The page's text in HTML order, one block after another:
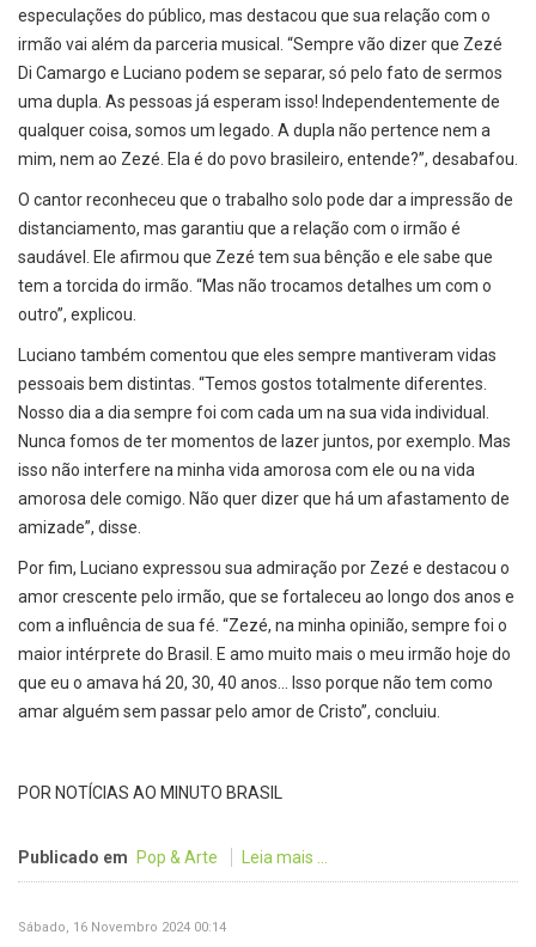
especulações do público, mas destacou que sua relação com o
irmão vai além da parceria musical. “Sempre vão dizer que Zezé
Di Camargo e Luciano podem se separar, só pelo fato de sermos
uma dupla. As pessoas já esperam isso! Independentemente de
qualquer coisa, somos um legado. A dupla não pertence nem a
mim, nem ao Zezé. Ela é do povo brasileiro, entende?”, desabafou.
O cantor reconheceu que o trabalho solo pode dar a impressão de
distanciamento, mas garantiu que a relação com o irmão é
saudável. Ele afirmou que Zezé tem sua bênção e ele sabe que
tem a torcida do irmão. “Mas não trocamos detalhes um com o
outro”, explicou.
Luciano também comentou que eles sempre mantiveram vidas
pessoais bem distintas. “Temos gostos totalmente diferentes.
Nosso dia a dia sempre foi com cada um na sua vida individual.
Nunca fomos de ter momentos de lazer juntos, por exemplo. Mas
isso não interfere na minha vida amorosa com ele ou na vida
amorosa dele comigo. Não quer dizer que há um afastamento de
amizade”, disse.
Por fim, Luciano expressou sua admiração por Zezé e destacou o
amor crescente pelo irmão, que se fortaleceu ao longo dos anos e
com a influência de sua fé. “Zezé, na minha opinião, sempre foi o
maior intérprete do Brasil. E amo muito mais o meu irmão hoje do
que eu o amava há 20, 30, 40 anos... Isso porque não tem como
amar alguém sem passar pelo amor de Cristo”, concluiu.
POR NOTÍCIAS AO MINUTO BRASIL
Publicado em Pop & Arte Leia mais ...
Sábado, 16 Novembro 2024 00:14